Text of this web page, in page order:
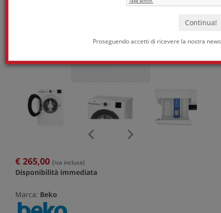
Proseguendo accetti di ricevere la nostra
€ 265,00 (iva inclusa)
Disponibilità immediata
Marca: Beko